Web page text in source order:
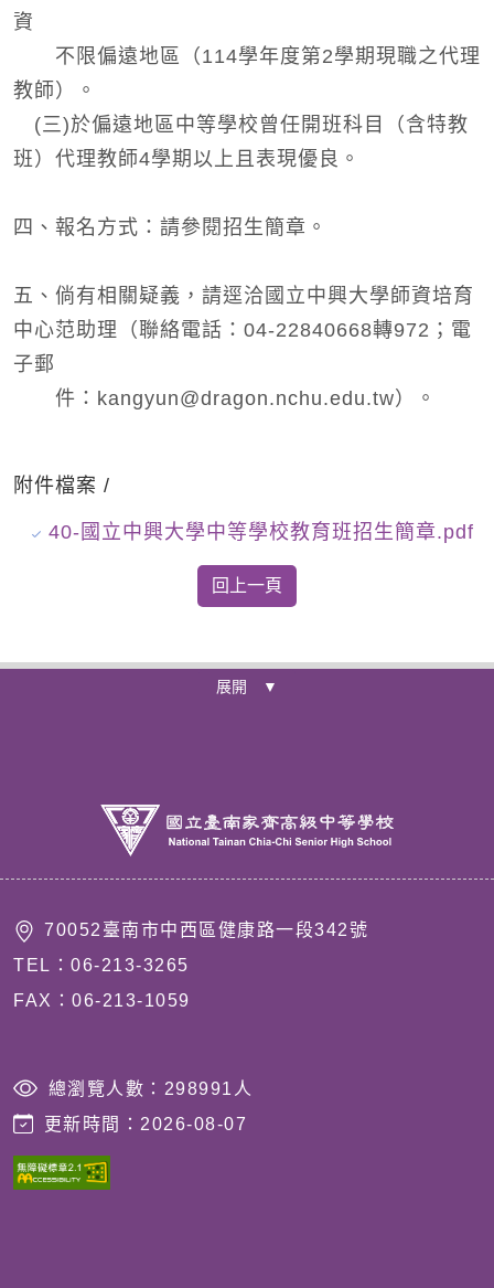
資
不限偏遠地區（114學年度第2學期現職之代理
教師）。
(三)於偏遠地區中等學校曾任開班科目（含特教
班）代理教師4學期以上且表現優良。
四、報名方式：請參閱招生簡章。
五、倘有相關疑義，請逕洽國立中興大學師資培育
中心范助理（聯絡電話：04-22840668轉972；電
子郵
件：kangyun@dragon.nchu.edu.tw）。
附件檔案 /
40-國立中興大學中等學校教育班招生簡章.pdf
展開 ▼
70052臺南市中西區健康路一段342號
TEL：06-213-3265
FAX：06-213-1059
總瀏覽人數： 298991 人
更新時間： 2026-08-07